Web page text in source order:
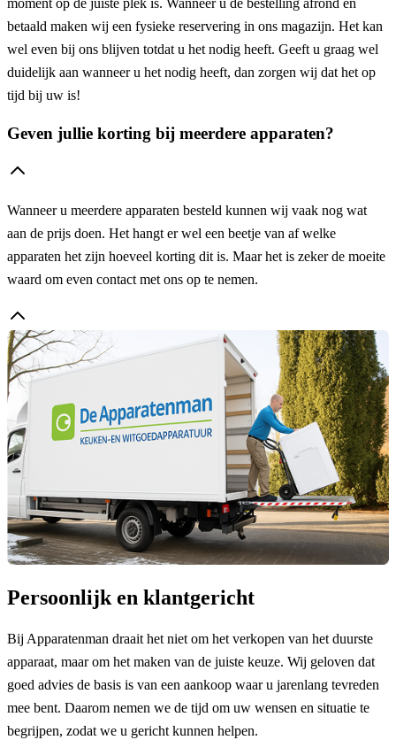
moment op de juiste plek is. Wanneer u de bestelling afrond en
betaald maken wij een fysieke reservering in ons magazijn. Het kan
wel even bij ons blijven totdat u het nodig heeft. Geeft u graag wel
duidelijk aan wanneer u het nodig heeft, dan zorgen wij dat het op
tijd bij uw is!
Geven jullie korting bij meerdere apparaten?
Wanneer u meerdere apparaten besteld kunnen wij vaak nog wat
aan de prijs doen. Het hangt er wel een beetje van af welke
apparaten het zijn hoeveel korting dit is. Maar het is zeker de moeite
waard om even contact met ons op te nemen.
Persoonlijk en klantgericht
Bij Apparatenman draait het niet om het verkopen van het duurste
apparaat, maar om het maken van de juiste keuze. Wij geloven dat
goed advies de basis is van een aankoop waar u jarenlang tevreden
mee bent. Daarom nemen we de tijd om uw wensen en situatie te
begrijpen, zodat we u gericht kunnen helpen.